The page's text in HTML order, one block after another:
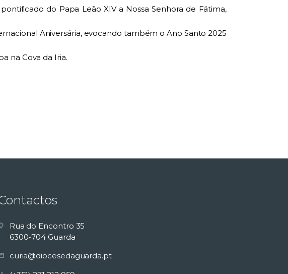
do Papa Leão XIV a Nossa Senhora de Fátima,
Aniversária, evocando também o Ano Santo 2025
na Cova da Iria.
Rua do Encontro 35
6300-704 Guarda
curia@diocesedaguarda.pt